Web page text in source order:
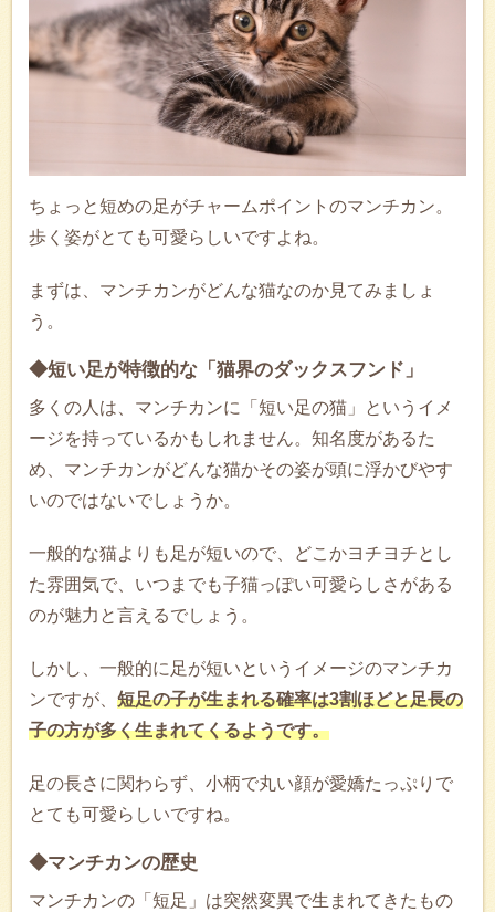
ちょっと短めの足がチャームポイントのマンチカン。
歩く姿がとても可愛らしいですよね。
まずは、マンチカンがどんな猫なのか見てみましょ
う。
◆短い足が特徴的な「猫界のダックスフンド」
多くの人は、マンチカンに「短い足の猫」というイメ
ージを持っているかもしれません。知名度があるた
め、マンチカンがどんな猫かその姿が頭に浮かびやす
いのではないでしょうか。
一般的な猫よりも足が短いので、どこかヨチヨチとし
た雰囲気で、いつまでも子猫っぽい可愛らしさがある
のが魅力と言えるでしょう。
しかし、一般的に足が短いというイメージのマンチカ
ンですが、 短足の子が生まれる確率は3割ほどと足長の
子の方が多く生まれてくるようです。
足の長さに関わらず、小柄で丸い顔が愛嬌たっぷりで
とても可愛らしいですね。
◆マンチカンの歴史
マンチカンの「短足」は突然変異で生まれてきたもの